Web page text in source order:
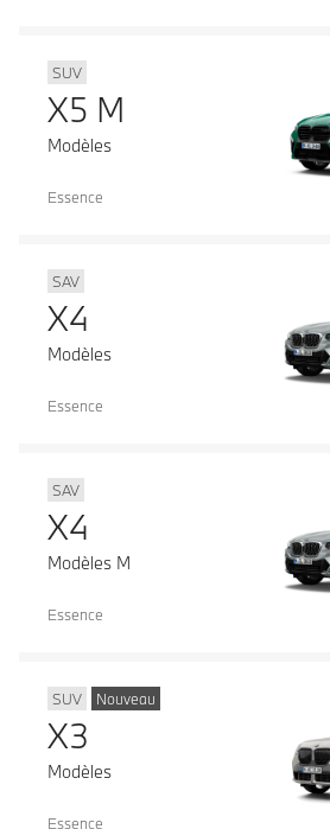
SUV
X5 M
Modèles
Essence
SAV
X4
Modèles
Essence
SAV
X4
Modèles M
Essence
SUV Nouveau
X3
Modèles
Essence